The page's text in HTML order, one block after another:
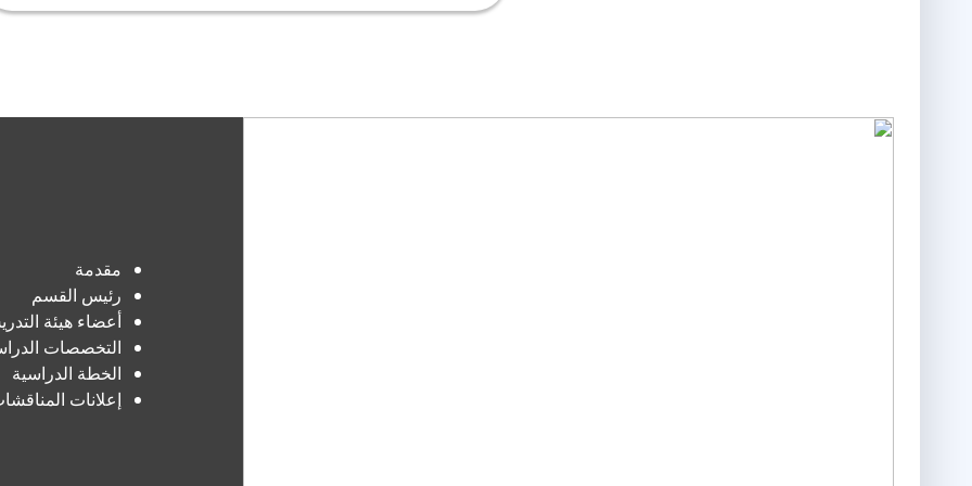
مقدمة
رئيس القسم
أعضاء هيئة
التخصصات
الخطة الدراسية
إعلانات